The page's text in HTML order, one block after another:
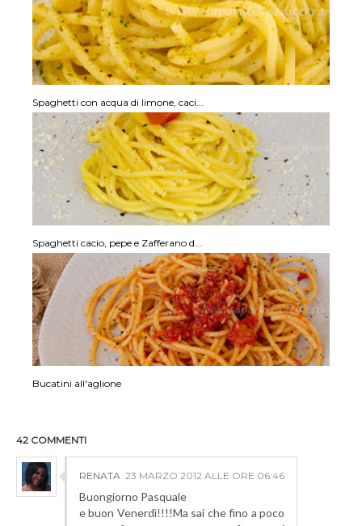
Spaghetti con acqua di limone, caci...
Spaghetti cacio, pepe e Zafferano d...
Bucatini all'aglione
42 COMMENTI
RENATA 23 MARZO 2012 ALLE ORE 06:46
Buongiorno Pasquale
e buon Venerdì!!!!Ma sai che fino a poco